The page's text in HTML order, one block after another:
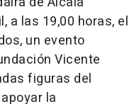
a las 19,00 horas, el
un evento
Vicente
figuras del
la